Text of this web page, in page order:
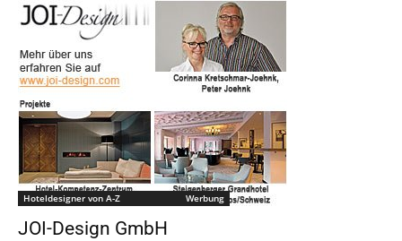
Hoteldesigner von A-Z Werbung
JOI-Design GmbH